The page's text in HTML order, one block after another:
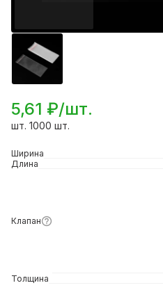
5,61 ₽/шт.
шт. 1000 шт.
Ширина
Длина
Клапан
Толщина